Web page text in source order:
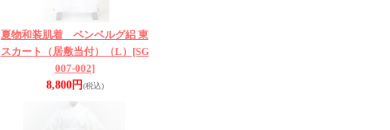
夏物和装肌着 ベンベルグ絽 東
スカート（居敷当付）（L） [SG
007-002]
8,800円(税込)